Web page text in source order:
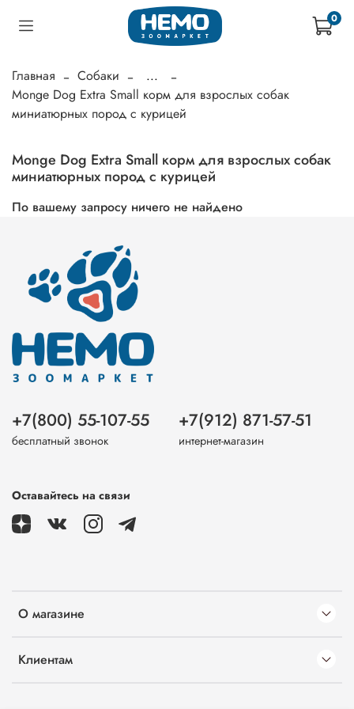
0
Главная Собаки
...
Monge Dog Extra Small корм для взрослых собак
миниатюрных пород с курицей
Monge Dog Extra Small корм для взрослых собак
миниатюрных пород с курицей
По вашему запросу ничего не найдено
О магазине
Клиентам
+7(800) 55-107-55
бесплатный звонок
+7(912) 871-57-51
интернет-магазин
Оставайтесь на связи